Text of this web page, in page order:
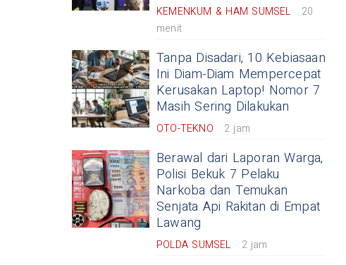
KEMENKUM & HAM SUMSEL
20
menit
Tanpa Disadari, 10 Kebiasaan
Ini Diam-Diam Mempercepat
Kerusakan Laptop! Nomor 7
Masih Sering Dilakukan
OTO-TEKNO 2 jam
Berawal dari Laporan Warga,
Polisi Bekuk 7 Pelaku
Narkoba dan Temukan
Senjata Api Rakitan di Empat
Lawang
POLDA SUMSEL 2 jam